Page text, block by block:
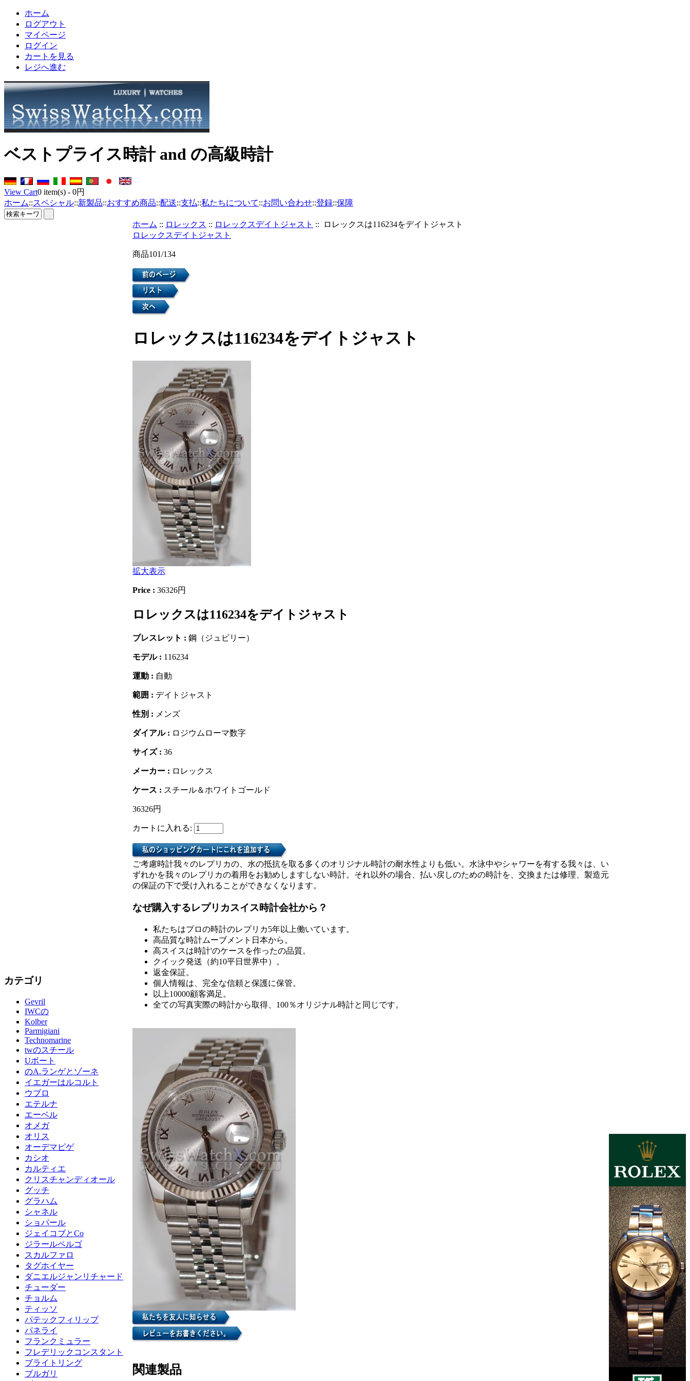
ホーム
ログアウト
マイページ
ログイン
カートを見る
レジへ進む
ベストプライス時計 and の高級時計
View Cart0 item(s) - 0円
ホーム::スペシャル::新製品::おすすめ商品::配送::支払::私たちについて::お問い合わせ::登録::保障
カテゴリ
Gevril
IWCの
Kolber
Parmigiani
Technomarine
twのスチール
Uボート
のA.ランゲとゾーネ
イエガーはルコルト
ウブロ
エテルナ
エーベル
オメガ
オリス
オーデマピゲ
カシオ
カルティエ
クリスチャンディオール
グッチ
グラハム
シャネル
ショパール
ジェイコブとCo
ジラールペルゴ
スカルファロ
タグホイヤー
ダニエルジャンリチャード
チューダー
チョルム
ティッソ
パテックフィリップ
パネライ
フランクミュラー
フレデリックコンスタント
ブライトリング
ブルガリ
ホーム :: ロレックス :: ロレックスデイトジャスト :: ロレックスは116234をデイトジャスト
ロレックスデイトジャスト
商品101/134
ロレックスは116234をデイトジャスト
拡大表示
Price : 36326円
ロレックスは116234をデイトジャスト
ブレスレット : 鋼（ジュビリー）
モデル : 116234
運動 : 自動
範囲 : デイトジャスト
性別 : メンズ
ダイアル : ロジウムローマ数字
サイズ : 36
メーカー : ロレックス
ケース : スチール＆ホワイトゴールド
36326円
カートに入れる:
ご考慮時計我々のレプリカの、水の抵抗を取る多くのオリジナル時計の耐水性よりも低い。水泳中やシャワーを有する我々は、い
ずれかを我々のレプリカの着用をお勧めしますしない時計。それ以外の場合、払い戻しのための時計を、交換または修理、製造元
の保証の下で受け入れることができなくなります。
なぜ購入するレプリカスイス時計会社から？
私たちはプロの時計のレプリカ5年以上働いています。
高品質な時計ムーブメント日本から。
高スイスは時計'のケースを作ったの品質。
クイック発送（約10平日世界中）。
返金保証。
個人情報は、完全な信頼と保護に保管。
以上10000顧客満足。
全ての写真実際の時計から取得、100％オリジナル時計と同じです。
関連製品